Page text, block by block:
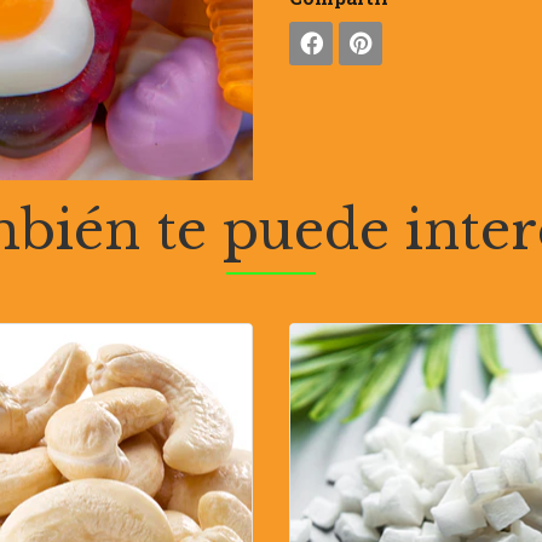
te puede